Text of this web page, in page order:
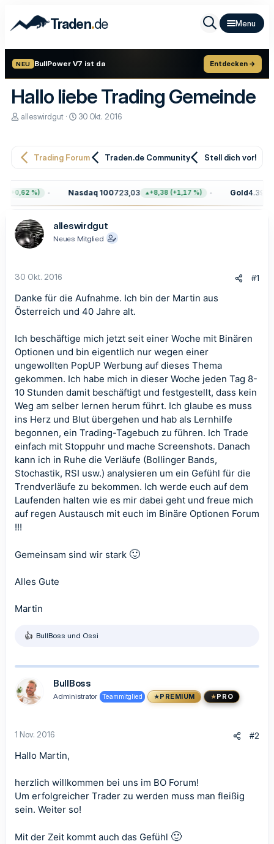
Traden.de
NEU BullPower V7 ist da Entdecken →
Hallo liebe Trading Gemeinde
E
e
r
alleswirdgut
E
e
a
m
30 Okt. 2016
Trading Forum Traden.de Community Stell dich vor!
%) Nasdaq 100723,03 +8,38 (+1,17 %) Gold4.399,70
alleswirdgut
Neues Mitglied
30 Okt. 2016 #1
Danke für die Aufnahme. Ich bin der Martin aus
Österreich und 40 Jahre alt.
Ich beschäftige mich jetzt seit einer Woche mit Binären
Optionen und bin eigentlich nur wegen einer
ungewollten PopUP Werbung auf dieses Thema
gekommen. Ich habe mich in dieser Woche jeden Tag 8-
10 Stunden damit beschäftigt und festgestellt, dass kein
Weg am selber lernen herum führt. Ich glaube es muss
ins Herz und Blut übergehen und hab als Lernhilfe
begonnen, ein Trading-Tagebuch zu führen. Ich Trade
einfach mit Stoppuhr und mache Screenshots. Danach
kann ich in Ruhe die Verläufe (Bollinger Bands,
Stochastik, RSI usw.) analysieren um ein Gefühl für die
Trendverläufe zu bekommen. Ich werde euch auf dem
Laufenden halten wie es mir dabei geht und freue mich
auf regen Austausch mit euch im Binäre Optionen Forum
!!!
Gemeinsam sind wir stark 🙂
Alles Gute
Martin
R
k
o
:
BullBoss und Ossi
BullBoss
Administrator Teammitglied PREMIUM PRO
1 Nov. 2016 #2
Hallo Martin,
herzlich willkommen bei uns im BO Forum!
Um erfolgreicher Trader zu werden muss man fleißig
sein. Weiter so!
Mit der Zeit kommt auch das Gefühl 🙂